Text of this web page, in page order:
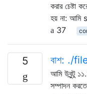
করার চেষ্টা
হয় না:
37
5 বাশ: ./
আমি উবুন্টু
সম্পাদন